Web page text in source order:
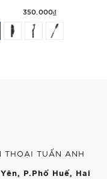
350.000₫
THOẠI TUẤN ANH
P.Phố Huế, Hai